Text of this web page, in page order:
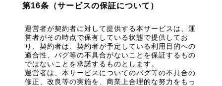
第16条（サービスの保証について）
運営者が契約者に対して提供する本サービスは、運
営者がその時点で保有している状態で提供してお
り、契約者は、契約者が予定している利用目的への
適合性、バグ等の不具合がないことを保証するもの
ではないことを承諾するものとします。
運営者は、本サービスについてのバグ等の不具合の
修正、改良等の実施を、商業上合理的な努力をもっ